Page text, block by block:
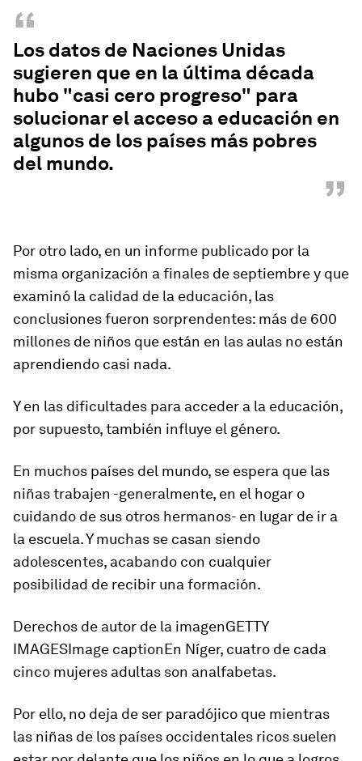
“
Los datos de Naciones Unidas
sugieren que en la última década
hubo "casi cero progreso" para
solucionar el acceso a educación en
algunos de los países más pobres
del mundo.
”
Por otro lado, en un informe publicado por la
misma organización a finales de septiembre y que
examinó la calidad de la educación, las
conclusiones fueron sorprendentes: más de 600
millones de niños que están en las aulas no están
aprendiendo casi nada.
Y en las dificultades para acceder a la educación,
por supuesto,también influye el género.
En muchos países del mundo, se espera que las
niñas trabajen -generalmente, en el hogar o
cuidando de sus otros hermanos- en lugar de ir a
la escuela. Y muchas se casan siendo
adolescentes, acabando con cualquier
posibilidad de recibir una formación.
Derechos de autor de la imagenGETTY
IMAGESImage captionEn Níger, cuatro de cada
cinco mujeres adultas son analfabetas.
Por ello, no deja de ser paradójico que mientras
las niñas de los países occidentales ricos suelen